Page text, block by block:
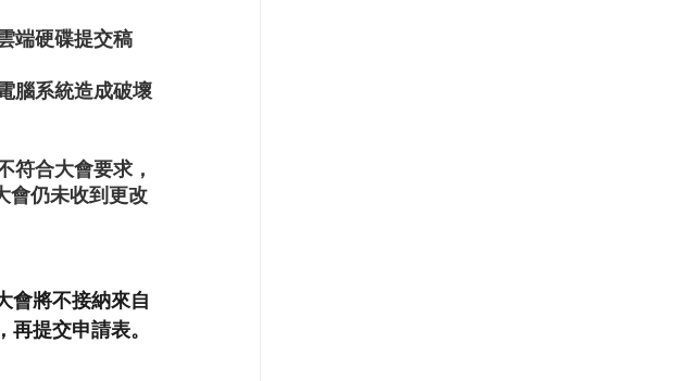
端硬碟提交稿
腦系統造成破壞
符合大會要求，
會仍未收到更改
會將不接納來自
提交申請表。